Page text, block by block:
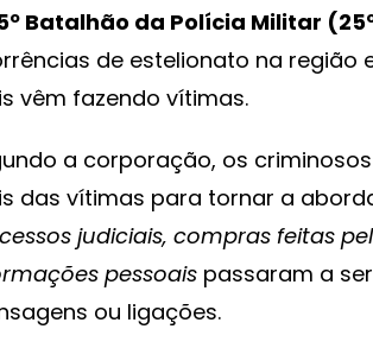
Batalhão da Polícia Militar
de estelionato na região
vêm fazendo vítimas.
a corporação, os
das vítimas para tornar a
judiciais, compras feitas
pessoais passaram a
ou ligações.